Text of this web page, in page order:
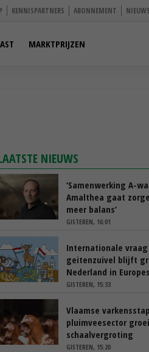
KENNISPARTNERS ABONNEMENT
MARKTPRIJZEN
NIEUWS
‘Samenwerking A-
Amalthea gaat
meer balans’
GISTEREN, 16:01
Internationale
geitenzuivel blijft
Nederland in
GISTEREN, 15:33
Vlaamse
pluimveesector
schaalvergroting
GISTEREN, 15:20